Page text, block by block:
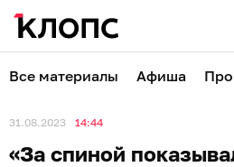
Все материалы Афиша
31.08.2023 14:44
«За спиной